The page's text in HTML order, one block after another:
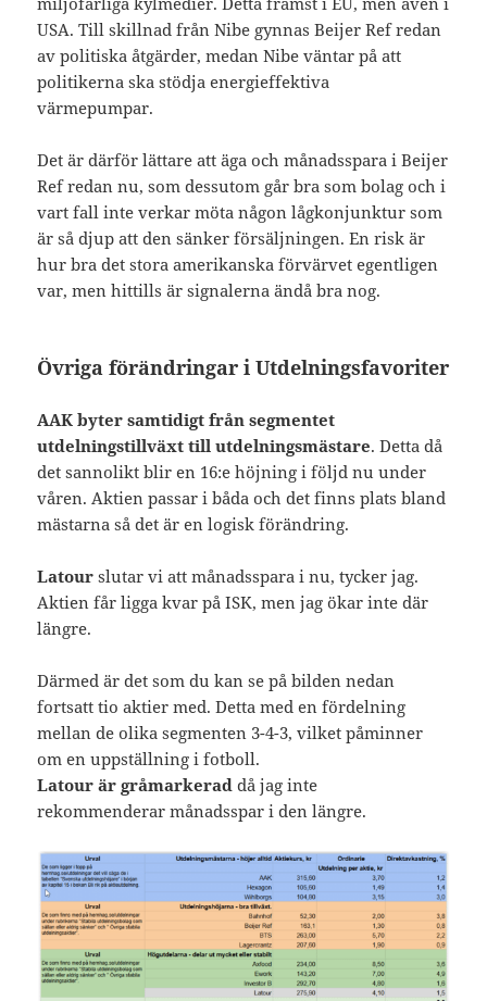
USA. Till skillnad från Nibe gynnas Beijer Ref redan
av politiska åtgärder, medan Nibe väntar på att
politikerna ska stödja energieffektiva
värmepumpar.
Det är därför lättare att äga och månadsspara i Beijer
Ref redan nu, som dessutom går bra som bolag och i
vart fall inte verkar möta någon lågkonjunktur som
är så djup att den sänker försäljningen. En risk är
hur bra det stora amerikanska förvärvet egentligen
var, men hittills är signalerna ändå bra nog.
Övriga förändringar i Utdelningsfavoriter
AAK byter samtidigt från segmentet
utdelningstillväxt till utdelningsmästare. Detta då
det sannolikt blir en 16:e höjning i följd nu under
våren. Aktien passar i båda och det finns plats bland
mästarna så det är en logisk förändring.
Latour slutar vi att månadsspara i nu, tycker jag.
Aktien får ligga kvar på ISK, men jag ökar inte där
längre.
Därmed är det som du kan se på bilden nedan
fortsatt tio aktier med. Detta med en fördelning
mellan de olika segmenten 3-4-3, vilket påminner
om en uppställning i fotboll.
Latour är gråmarkerad då jag inte
rekommenderar månadsspar i den längre.